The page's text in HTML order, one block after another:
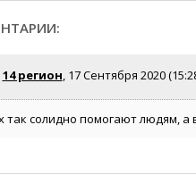
14 регион, 17 Сентября 2020
так солидно помогают людям,